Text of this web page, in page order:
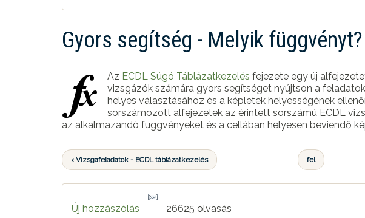
Gyors segítség - Melyik függvényt?
Az ECDL Súgó Táblázatkezelés fejezete egy új
vizsgázók számára gyors segítséget nyújtson a
helyes választásához és a képletek helyességének
sorszámozott alfejezetek az érintett sorszámú ECDL
az alkalmazandó függvényeket és a cellában helyesen beviendő
‹ Vizsgafeladatok - ECDL táblázatkezelés fel
Új hozzászólás 26625 olvasás